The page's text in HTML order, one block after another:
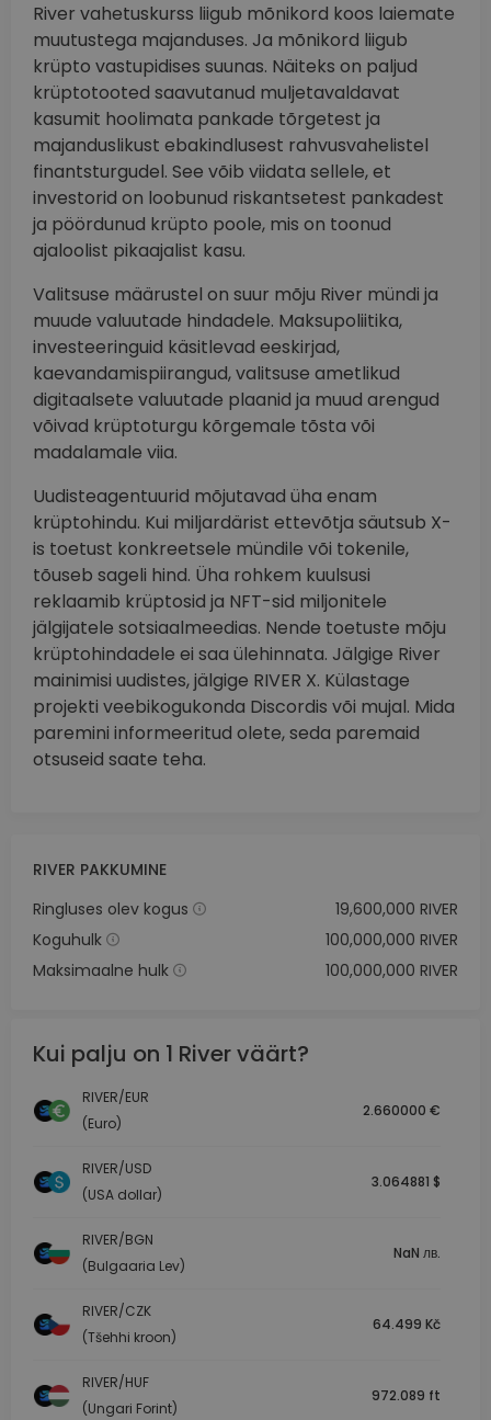
River vahetuskurss liigub mõnikord koos laiemate
muutustega majanduses. Ja mõnikord liigub
krüpto vastupidises suunas. Näiteks on paljud
krüptotooted saavutanud muljetavaldavat
kasumit hoolimata pankade tõrgetest ja
majanduslikust ebakindlusest rahvusvahelistel
finantsturgudel. See võib viidata sellele, et
investorid on loobunud riskantsetest pankadest
ja pöördunud krüpto poole, mis on toonud
ajaloolist pikaajalist kasu.
Valitsuse määrustel on suur mõju River mündi ja
muude valuutade hindadele. Maksupoliitika,
investeeringuid käsitlevad eeskirjad,
kaevandamispiirangud, valitsuse ametlikud
digitaalsete valuutade plaanid ja muud arengud
võivad krüptoturgu kõrgemale tõsta või
madalamale viia.
Uudisteagentuurid mõjutavad üha enam
krüptohindu. Kui miljardärist ettevõtja säutsub X-
is toetust konkreetsele mündile või tokenile,
tõuseb sageli hind. Üha rohkem kuulsusi
reklaamib krüptosid ja NFT-sid miljonitele
jälgijatele sotsiaalmeedias. Nende toetuste mõju
krüptohindadele ei saa ülehinnata. Jälgige River
mainimisi uudistes, jälgige RIVER X. Külastage
projekti veebikogukonda Discordis või mujal. Mida
paremini informeeritud olete, seda paremaid
otsuseid saate teha.
RIVER PAKKUMINE
Ringluses olev kogus
19,600,000 RIVER
Koguhulk
100,000,000 RIVER
Maksimaalne hulk
100,000,000 RIVER
Kui palju on 1 River väärt?
RIVER/EUR
(Euro)
2.660000 €
RIVER/USD
(USA dollar)
3.064881 $
RIVER/BGN
(Bulgaaria Lev)
NaN лв.
RIVER/CZK
(Tšehhi kroon)
64.499 Kč
RIVER/HUF
(Ungari Forint)
972.089 ft